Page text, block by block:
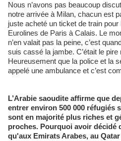
Nous n’avons pas beaucoup discuté pendant le voyage, et à
notre arrivée à Milan, chacun est
juste acheté un ticket de train pour
Eurolines de Paris à Calais. Le
n’en valait pas la peine, c’est
suis cassé la jambe. C’était le
Heureusement que la police et la
appelé une ambulance et c’est
L’Arabie saoudite affirme que depuis 2011, elle a laissé
entrer environ 500 000 réfugiés
sont en majorité plus riches et
proches. Pourquoi avoir décidé
qu'aux Emirats Arabes, au